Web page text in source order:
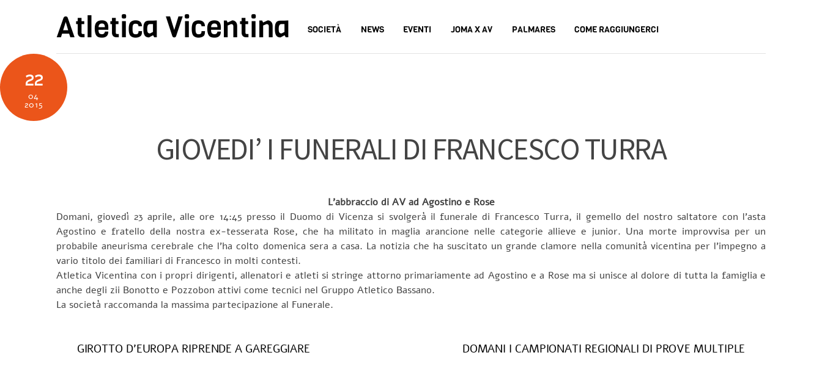
Atletica Vicentina SOCIETÀ NEWS EVENTI JOMA X AV PALMARES COME RAGGIUNGERCI
22
04
2015
GIOVEDI’ I FUNERALI DI FRANCESCO TURRA
L’abbraccio di AV ad Agostino e Rose
Domani, giovedì 23 aprile, alle ore 14:45 presso il Duomo di Vicenza si svolgerà il funerale di Francesco Turra, il gemello del nostro saltatore con l’asta
Agostino e fratello della nostra ex-tesserata Rose, che ha militato in maglia arancione nelle categorie allieve e junior. Una morte improvvisa per un
probabile aneurisma cerebrale che l’ha colto domenica sera a casa. La notizia che ha suscitato un grande clamore nella comunità vicentina per l’impegno a
vario titolo dei familiari di Francesco in molti contesti.
Atletica Vicentina con i propri dirigenti, allenatori e atleti si stringe attorno primariamente ad Agostino e a Rose ma si unisce al dolore di tutta la famiglia e
anche degli zii Bonotto e Pozzobon attivi come tecnici nel Gruppo Atletico Bassano.
La società raccomanda la massima partecipazione al Funerale.
GIROTTO D’EUROPA RIPRENDE A GAREGGIARE DOMANI I CAMPIONATI REGIONALI DI PROVE MULTIPLE